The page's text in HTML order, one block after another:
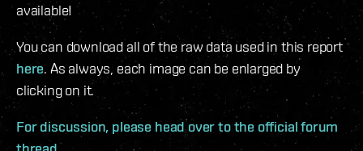
available!
You can download all of the raw data used in this report
here. As always, each image can be enlarged by
clicking on it.
For discussion, please head over to the official forum